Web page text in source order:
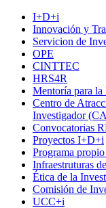
I+D+i
Innovación y
Servicion de
OPE
CINTTEC
HRS4R
Mentoría para
Centro de
Investigador
Convocatorias
Proyectos I+D+i
Programa
Infraestruturas
Ética de la
Comisión de
UCC+i